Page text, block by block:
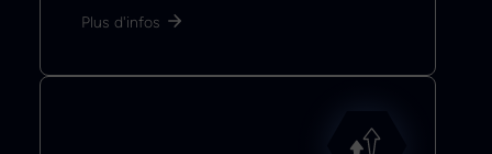
Plus d'infos